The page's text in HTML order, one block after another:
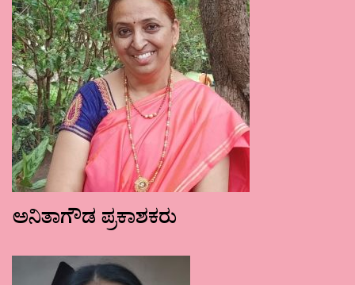
ಅನಿತಾಗೌಡ ಪ್ರಕಾಶಕರು